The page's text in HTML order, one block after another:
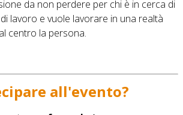
da non perdere per chi è in cerca di
lavoro e vuole lavorare in una realtà
centro la persona.
all'evento?